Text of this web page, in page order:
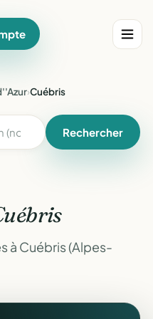
›Cuébris
Rechercher
à Cuébris (Alpes-